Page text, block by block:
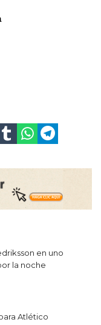
en uno
la noche
Atlético